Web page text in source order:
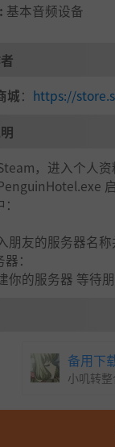
基本音频设备
城： https://
，进入个人资
启
朋友的服务器名
：
你的服务器 等待
备用下
小叽转